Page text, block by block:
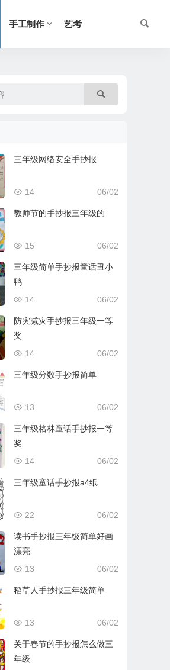
手工制作 艺考
三年级网络安全手抄报
06/02
14
教师节的手抄报三年级的
06/02
15
三年级简单手抄报童话丑小
鸭
06/02
14
防灾减灾手抄报三年级一等
奖
06/02
14
三年级分数手抄报简单
06/02
13
三年级格林童话手抄报一等
奖
06/02
14
三年级童话手抄报a4纸
06/02
22
读书手抄报三年级简单好画
漂亮
06/02
13
稻草人手抄报三年级简单
06/02
13
关于春节的手抄报怎么做三
年级